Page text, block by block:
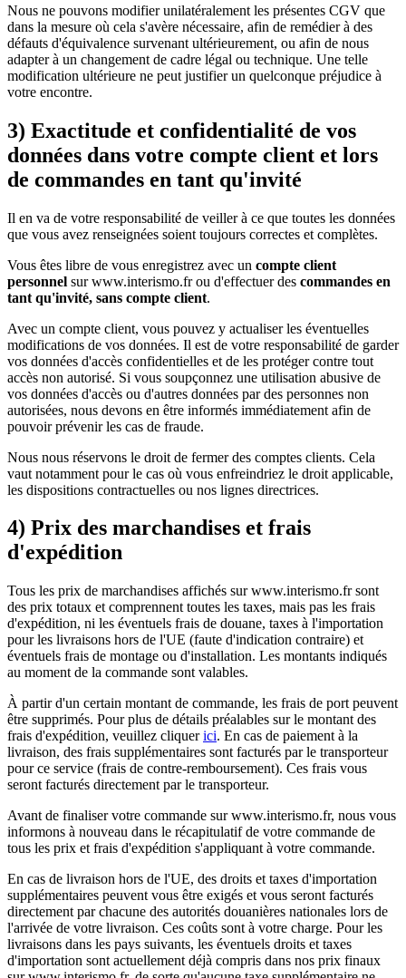
Nous ne pouvons modifier unilatéralement les présentes CGV que
dans la mesure où cela s'avère nécessaire, afin de remédier à des
défauts d'équivalence survenant ultérieurement, ou afin de nous
adapter à un changement de cadre légal ou technique. Une telle
modification ultérieure ne peut justifier un quelconque préjudice à
votre encontre.
3) Exactitude et confidentialité de vos
données dans votre compte client et lors
de commandes en tant qu'invité
Il en va de votre responsabilité de veiller à ce que toutes les données
que vous avez renseignées soient toujours correctes et complètes.
Vous êtes libre de vous enregistrez avec un compte client
personnel sur www.interismo.fr ou d'effectuer des commandes en
tant qu'invité, sans compte client.
Avec un compte client, vous pouvez y actualiser les éventuelles
modifications de vos données. Il est de votre responsabilité de garder
vos données d'accès confidentielles et de les protéger contre tout
accès non autorisé. Si vous soupçonnez une utilisation abusive de
vos données d'accès ou d'autres données par des personnes non
autorisées, nous devons en être informés immédiatement afin de
pouvoir prévenir les cas de fraude.
Nous nous réservons le droit de fermer des comptes clients. Cela
vaut notamment pour le cas où vous enfreindriez le droit applicable,
les dispositions contractuelles ou nos lignes directrices.
4) Prix des marchandises et frais
d'expédition
Tous les prix de marchandises affichés sur www.interismo.fr sont
des prix totaux et comprennent toutes les taxes, mais pas les frais
d'expédition, ni les éventuels frais de douane, taxes à l'importation
pour les livraisons hors de l'UE (faute d'indication contraire) et
éventuels frais de montage ou d'installation. Les montants indiqués
au moment de la commande sont valables.
À partir d'un certain montant de commande, les frais de port peuvent
être supprimés. Pour plus de détails préalables sur le montant des
frais d'expédition, veuillez cliquerici. En cas de paiement à la
livraison, des frais supplémentaires sont facturés par le transporteur
pour ce service (frais de contre-remboursement). Ces frais vous
seront facturés directement par le transporteur.
Avant de finaliser votre commande sur www.interismo.fr, nous vous
informons à nouveau dans le récapitulatif de votre commande de
tous les prix et frais d'expédition s'appliquant à votre commande.
En cas de livraison hors de l'UE, des droits et taxes d'importation
supplémentaires peuvent vous être exigés et vous seront facturés
directement par chacune des autorités douanières nationales lors de
l'arrivée de votre livraison. Ces coûts sont à votre charge. Pour les
livraisons dans les pays suivants, les éventuels droits et taxes
d'importation sont actuellement déjà compris dans nos prix finaux